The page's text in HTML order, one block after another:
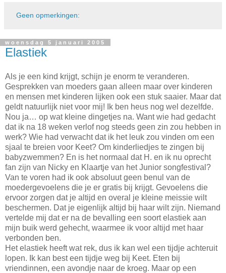
Geen opmerkingen:
woensdag 5 januari 2005
Elastiek
Als je een kind krijgt, schijn je enorm te veranderen.
Gesprekken van moeders gaan alleen maar over kinderen
en mensen met kinderen lijken ook een stuk saaier. Maar dat
geldt natuurlijk niet voor mij! Ik ben heus nog wel dezelfde.
Nou ja… op wat kleine dingetjes na. Want wie had gedacht
dat ik na 18 weken verlof nog steeds geen zin zou hebben in
werk? Wie had verwacht dat ik het leuk zou vinden om een
sjaal te breien voor Keet? Om kinderliedjes te zingen bij
babyzwemmen? En is het normaal dat H. en ik nu oprecht
fan zijn van Nicky en Klaartje van het Junior songfestival?
Van te voren had ik ook absoluut geen benul van de
moedergevoelens die je er gratis bij krijgt. Gevoelens die
ervoor zorgen dat je altijd en overal je kleine meissie wilt
beschermen. Dat je eigenlijk altijd bij haar wilt zijn. Niemand
vertelde mij dat er na de bevalling een soort elastiek aan
mijn buik werd gehecht, waarmee ik voor altijd met haar
verbonden ben.
Het elastiek heeft wat rek, dus ik kan wel een tijdje achteruit
lopen. Ik kan best een tijdje weg bij Keet. Eten bij
vriendinnen, een avondje naar de kroeg. Maar op een